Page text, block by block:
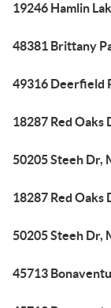
19246 Hamlin
48381 Brittany
49316 Deerfield
18287 Red Oaks
50205 Steeh Dr,
18287 Red Oaks
50205 Steeh Dr,
45713